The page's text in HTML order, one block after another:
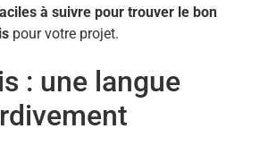
à suivre pour trouver le bon
pour votre projet.
: une langue